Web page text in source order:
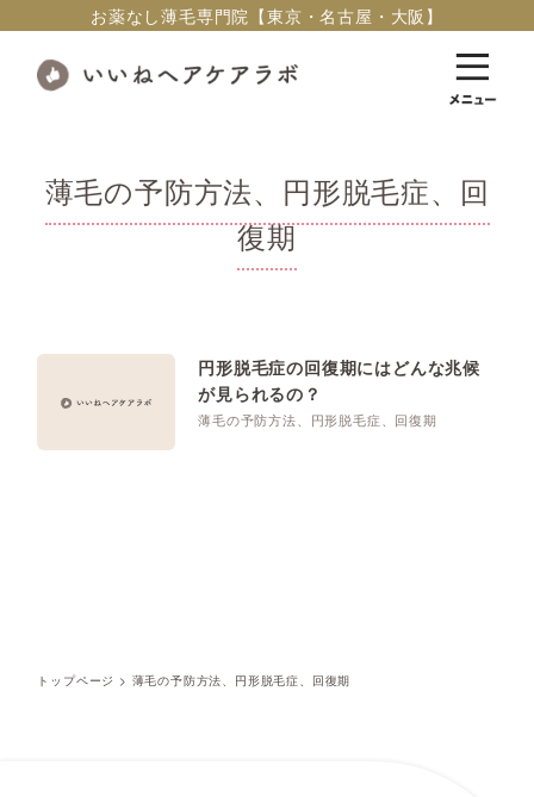
お薬なし薄毛専門院【東京・名古屋・大阪】
薄毛の予防方法、円形脱毛症、回
復期
円形脱毛症の回復期にはどんな兆候
が見られるの？
薄毛の予防方法、円形脱毛症、回復期
トップページ > 薄毛の予防方法、円形脱毛症、回復期